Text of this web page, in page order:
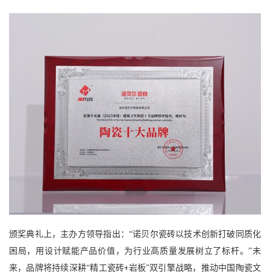
颁奖典礼上， 主办方领导指出： “诺贝尔瓷砖以技术创新打破同质化
困局，用设计赋能产品价值，为行业高质量发展树立了标杆。”未
来，品牌将持续深耕“精工瓷砖+岩板”双引擎战略，推动中国陶瓷文